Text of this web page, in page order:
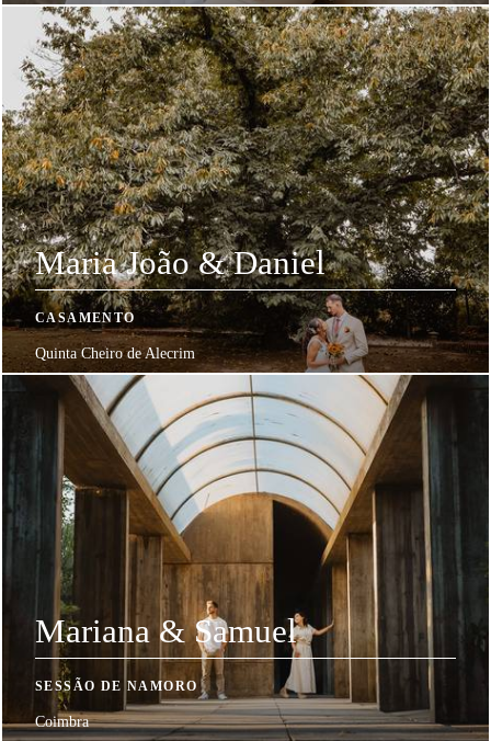
Maria João & Daniel
CASAMENTO
Quinta Cheiro de Alecrim
Mariana & Samuel
SESSÃO DE NAMORO
Coimbra